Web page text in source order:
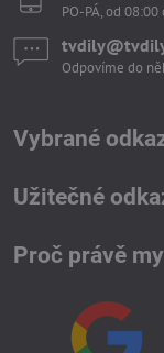
PO-PÁ, od
Odpovíme do
Vybrané
Užitečné
Proč právě my